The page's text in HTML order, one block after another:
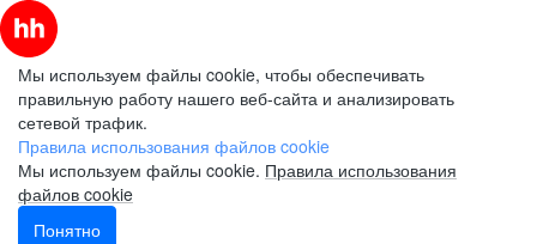
Мы используем файлы cookie, чтобы обеспечивать
правильную работу нашего веб-сайта и анализировать
сетевой трафик.
Правила использования файлов cookie
Мы используем файлы cookie. Правила использования
файлов cookie
Понятно